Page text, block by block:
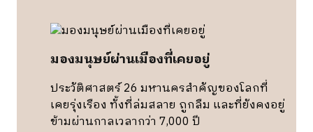
มองมนุษย์ผ่านเมืองที่เคยอยู่
ประวัติศาสตร์ 26 มหานครสำคัญของโลกที่
เคยรุ่งเรือง ทั้งที่ล่มสลาย ถูกลืม และที่ยังคงอยู่
ข้ามผ่านกาลเวลากว่า 7,000 ปี